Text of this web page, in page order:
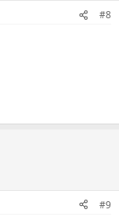
#8
#9